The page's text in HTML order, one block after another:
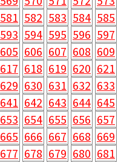
581 582 583 584 585
593 594 595 596 597
605 606 607 608 609
617 618 619 620 621
629 630 631 632 633
641 642 643 644 645
653 654 655 656 657
665 666 667 668 669
677 678 679 680 681